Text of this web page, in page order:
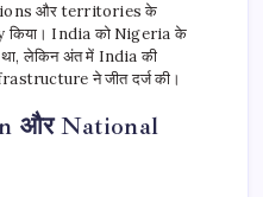
और territories के
India को Nigeria के
लेकिन अंत में India की
ने जीत दर्ज की।
और National